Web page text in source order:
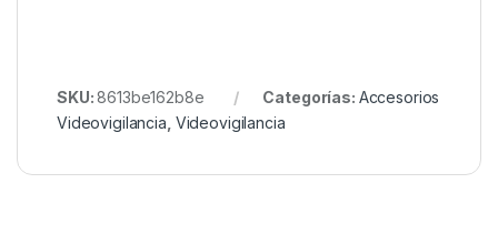
SKU:8613be162b8e Categorías: Accesorios
Videovigilancia Videovigilancia